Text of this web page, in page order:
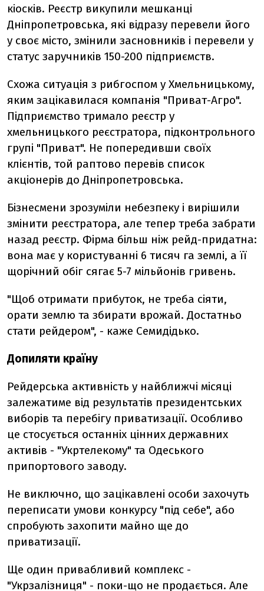
кіосків. Реєстр викупили мешканці
Дніпропетровська, які відразу перевели його
у своє місто, змінили засновників і перевели у
статус заручників 150-200 підприємств.
Схожа ситуація з рибгоспом у Хмельницькому,
яким зацікавилася компанія "Приват-Агро".
Підприємство тримало реєстр у
хмельницького реєстратора, підконтрольного
групі "Приват". Не попередивши своїх
клієнтів, той раптово перевів список
акціонерів до Дніпропетровська.
Бізнесмени зрозуміли небезпеку і вирішили
змінити реєстратора, але тепер треба забрати
назад реєстр. Фірма більш ніж рейд-придатна:
вона має у користуванні 6 тисяч га землі, а її
щорічний обіг сягає 5-7 мільйонів гривень.
"Щоб отримати прибуток, не треба сіяти,
орати землю та збирати врожай. Достатньо
стати рейдером", - каже Семидідько.
Допиляти країну
Рейдерська активність у найближчі місяці
залежатиме від результатів президентських
виборів та перебігу приватизації. Особливо
це стосується останніх цінних державних
активів - "Укртелекому" та Одеського
припортового заводу.
Не виключно, що зацікавлені особи захочуть
переписати умови конкурсу "під себе", або
спробують захопити майно ще до
приватизації.
Ще один привабливий комплекс -
"Укрзалізниця" - поки-що не продається. Але